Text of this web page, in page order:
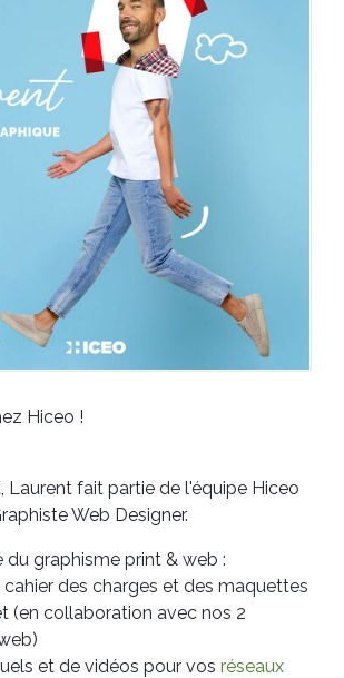
Hiceo !
Laurent fait partie de l'équipe Hiceo
Web Designer.
du graphisme print & web :
des charges et des maquettes
(en collaboration avec nos 2
et de vidéos pour vos réseaux